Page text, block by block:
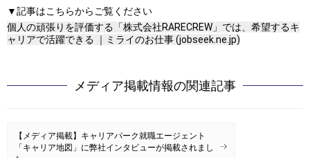
▼記事はこちらからご覧ください
個人の頑張りを評価する「株式会社RARECREW」では、希望するキ
ャリアで活躍できる ｜ミライのお仕事 (jobseek.ne.jp)
メディア掲載情報の関連記事
【メディア掲載】キャリアパーク就職エージェント
「キャリア地図」に弊社インタビューが掲載されまし